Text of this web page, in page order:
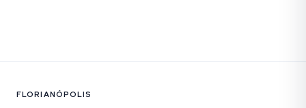
FLORIANÓPOLIS